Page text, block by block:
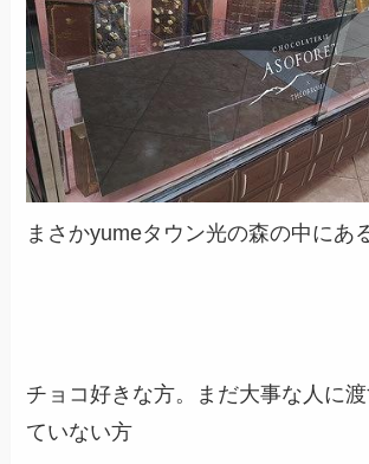
まさかyumeタウン光の森の中にあ
チョコ好きな方。まだ大事な人に
ていない方